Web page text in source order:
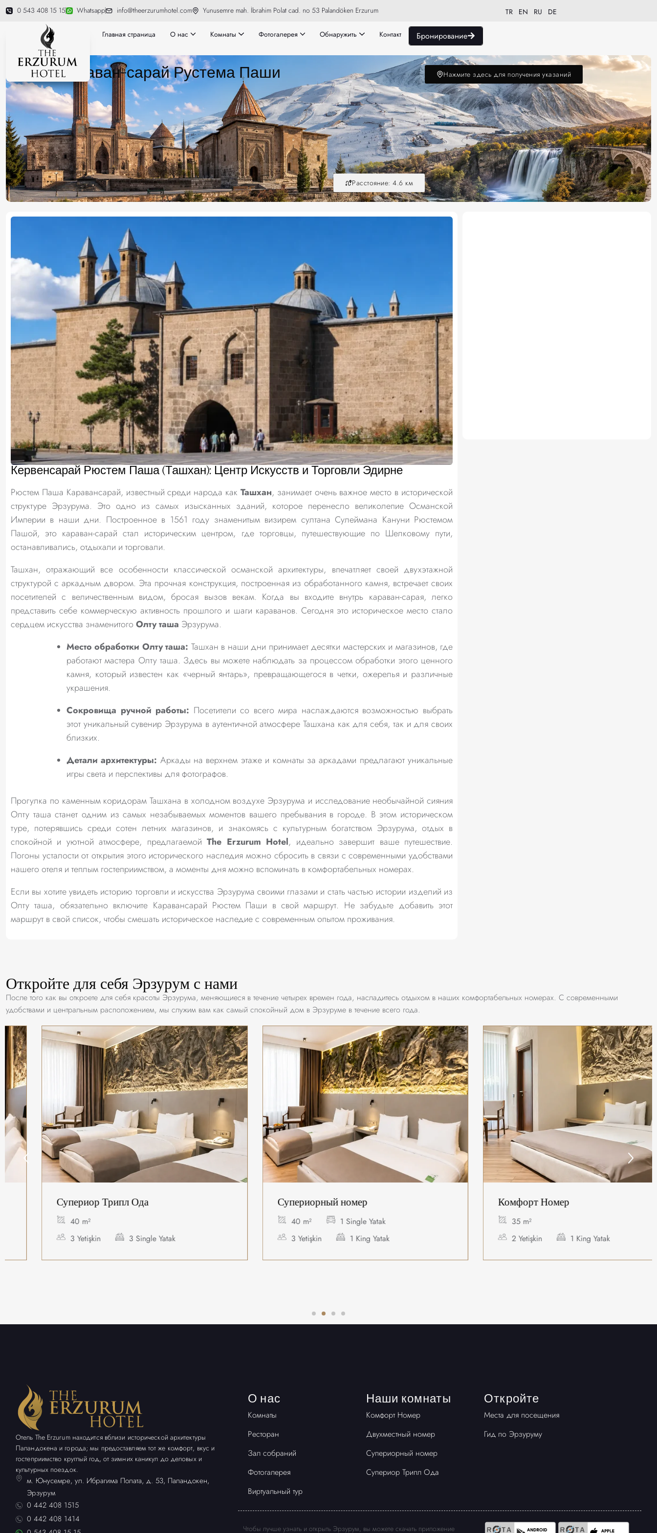
0 543 408 15 15 Whatsapp info@theerzurumhotel.com Yunusemre mah. İbrahim Polat cad. no 53 Palandöken Erzurum TR EN RU DE
Главная страница О нас Комнаты Фотогалерея Обнаружить Контакт Бронирование
Караван-сарай Рустема Паши
Расстояние: 4.6 км
Нажмите здесь для получения указаний
Кервенсарай Рюстем Паша (Ташхан): Центр Искусств и Торговли Эдирне
Рюстем Паша Каравансарай, известный среди народа как Ташхан, занимает очень важное место в исторической
структуре Эрзурума. Это одно из самых изысканных зданий, которое перенесло великолепие Османской
Империи в наши дни. Построенное в 1561 году знаменитым визирем султана Сулеймана Кануни Рюстемом
Пашой, это караван-сарай стал историческим центром, где торговцы, путешествующие по Шелковому пути,
останавливались, отдыхали и торговали.
Ташхан, отражающий все особенности классической османской архитектуры, впечатляет своей двухэтажной
структурой с аркадным двором. Эта прочная конструкция, построенная из обработанного камня, встречает своих
посетителей с величественным видом, бросая вызов векам. Когда вы входите внутрь караван-сарая, легко
представить себе коммерческую активность прошлого и шаги караванов. Сегодня это историческое место стало
сердцем искусства знаменитогоОлту таша Эрзурума.
Место обработки Олту таша: Ташхан в наши дни принимает десятки мастерских и магазинов, где
работают мастера Олту таша. Здесь вы можете наблюдать за процессом обработки этого ценного
камня, который известен как «черный янтарь», превращающегося в четки, ожерелья и различные
украшения.
Сокровища ручной работы: Посетители со всего мира наслаждаются возможностью выбрать
этот уникальный сувенир Эрзурума в аутентичной атмосфере Ташхана как для себя, так и для своих
близких.
Детали архитектуры: Аркады на верхнем этаже и комнаты за аркадами предлагают уникальные
игры света и перспективы для фотографов.
Прогулка по каменным коридорам Ташхана в холодном воздухе Эрзурума и исследование необычайной сияния
Олту таша станет одним из самых незабываемых моментов вашего пребывания в городе. В этом историческом
туре, потерявшись среди сотен летних магазинов, и знакомясь с культурным богатством Эрзурума, отдых в
спокойной и уютной атмосфере, предлагаемойThe Erzurum Hotel, идеально завершит ваше путешествие.
Погоны усталости от открытия этого исторического наследия можно сбросить в связи с современными удобствами
нашего отеля и теплым гостеприимством, а моменты дня можно вспоминать в комфортабельных номерах.
Если вы хотите увидеть историю торговли и искусства Эрзурума своими глазами и стать частью истории изделий из
Олту таша, обязательно включите Каравансарай Рюстем Паши в свой маршрут. Не забудьте добавить этот
маршрут в свой список, чтобы смешать историческое наследие с современным опытом проживания.
Откройте для себя Эрзурум с нами
После того как вы откроете для себя красоты Эрзурума, меняющиеся в течение четырех времен года, насладитесь отдыхом в наших комфортабельных номерах. С современными
удобствами и центральным расположением, мы служим вам как самый спокойный дом в Эрзуруме в течение всего года.
Супериор Трипл Ода
3 Yetişkin
3 Single Yatak
Супериорный номер
1 Single Yatak
3 Yetişkin
1 King Yatak
Комфорт Номер
2 Yetişkin
1 King Yatak
Отель The Erzurum находится вблизи исторической архитектуры
Паландокена и города; мы предоставляем тот же комфорт, вкус и
гостеприимство круглый год, от зимних каникул до деловых и
культурных поездок.
м. Юнусемре, ул. Ибрагима Полата, д. 53, Паландокен,
Эрзурум
0 442 408 1515
0 442 408 1414
О нас
Комнаты
Ресторан
Зал собраний
Фотогалерея
Виртуальный тур
Наши комнаты
Комфорт Номер
Двухместный номер
Супериорный номер
Супериор Трипл Ода
Откройте
Места для посещения
Гид по Эрзуруму
Чтобы лучше узнать и открыть Эрзурум, вы можете скачать приложение